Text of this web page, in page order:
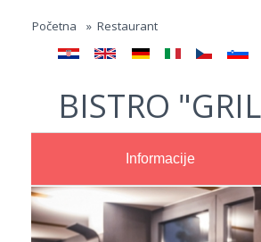
Početna » Restaurant
BISTRO
Informacije